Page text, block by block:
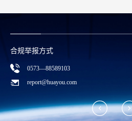
合规举报方式
0573—88589103
report@huayou.com